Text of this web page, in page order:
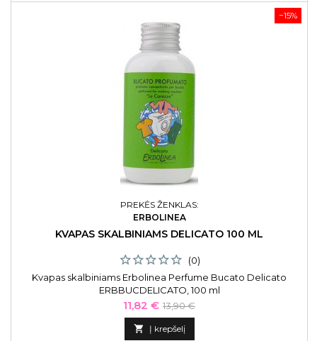
−15%
PREKĖS ŽENKLAS:
ERBOLINEA
KVAPAS SKALBINIAMS DELICATO 100 ML
(0)
Kvapas skalbiniams Erbolinea Perfume Bucato Delicato
ERBBUCDELICATO, 100 ml
Kaina
11,82 € Bazinė
kaina
13,90 €
 Į krepšelį